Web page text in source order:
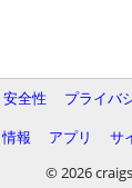
安全性 プライバ
情報
アプリ
サ
© 2026